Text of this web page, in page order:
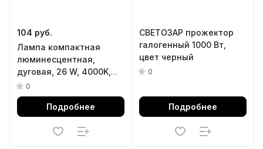
104 руб.
Лампа компактная
люминесцентная,
дуговая, 26 W, 4000K,
E27, 8000ч Stern
0
Подробнее
СВЕТОЗАР прожектор
галогенный 1000 Вт,
цвет черный
0
Подробнее